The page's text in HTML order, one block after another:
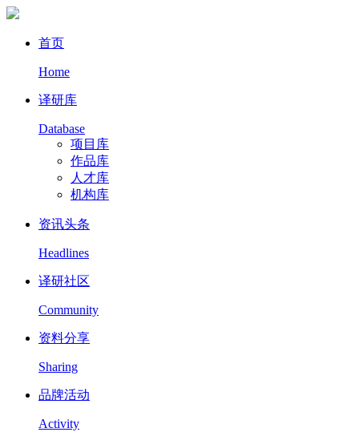
首页
Home
译研库
Database
项目库
作品库
人才库
机构库
资讯头条
Headlines
译研社区
Community
资料分享
Sharing
品牌活动
Activity